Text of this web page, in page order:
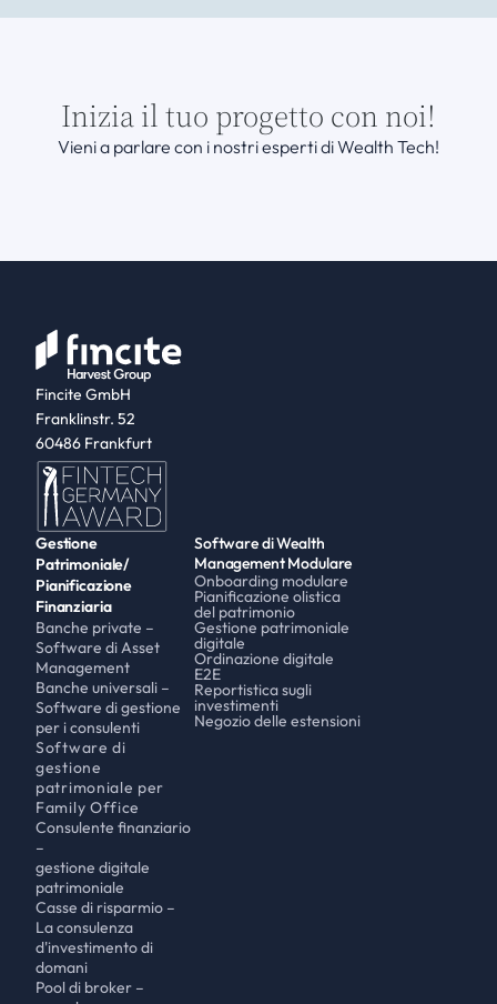
Inizia il tuo progetto con noi!
Vieni a parlare con i nostri esperti di Wealth Tech!
Fincite GmbH
Franklinstr. 52
60486 Frankfurt
Gestione
Patrimoniale/
Pianificazione
Finanziaria
Banche private –
Software di Asset
Management
Banche universali –
Software di gestione
per i consulenti
Software di
gestione
patrimoniale per
Family Office
Consulente finanziario
–
gestione digitale
patrimoniale
Casse di risparmio –
La consulenza
d'investimento di
domani
Pool di broker –
Software di Wealth
Management Modulare
Onboarding modulare
Pianificazione olistica
del patrimonio
Gestione patrimoniale
digitale
Ordinazione digitale
E2E
Reportistica sugli
investimenti
Negozio delle estensioni